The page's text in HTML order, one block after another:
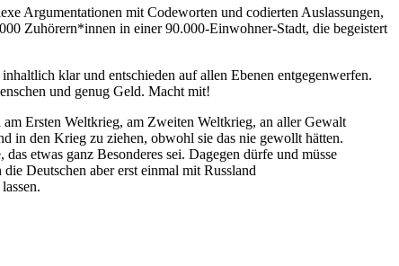
Argumentationen mit Codeworten und codierten Auslassungen,
Zuhörern*innen in einer 90.000-Einwohner-Stadt, die begeistert
klar und entschieden auf allen Ebenen entgegenwerfen.
und genug Geld. Macht mit!
Ersten Weltkrieg, am Zweiten Weltkrieg, an aller Gewalt
in den Krieg zu ziehen, obwohl sie das nie gewollt hätten.
etwas ganz Besonderes sei. Dagegen dürfe und müsse
Deutschen aber erst einmal mit Russland